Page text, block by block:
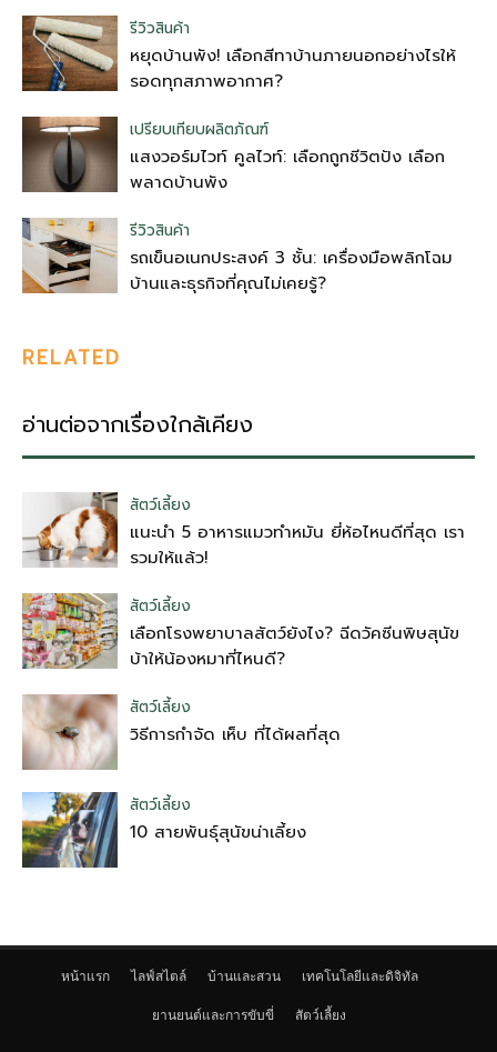
รีวิวสินค้า
หยุดบ้านพัง! เลือกสีทาบ้านภายนอกอย่างไรให้
รอดทุกสภาพอากาศ?
เปรียบเทียบผลิตภัณฑ์
แสงวอร์มไวท์ คูลไวท์: เลือกถูกชีวิตปัง เลือก
พลาดบ้านพัง
รีวิวสินค้า
รถเข็นอเนกประสงค์ 3 ชั้น: เครื่องมือพลิกโฉม
บ้านและธุรกิจที่คุณไม่เคยรู้?
RELATED
อ่านต่อจากเรื่องใกล้เคียง
สัตว์เลี้ยง
แนะนำ 5 อาหารแมวทำหมัน ยี่ห้อไหนดีที่สุด เรา
รวมให้แล้ว!
สัตว์เลี้ยง
เลือกโรงพยาบาลสัตว์ยังไง? ฉีดวัคซีนพิษสุนัข
บ้าให้น้องหมาที่ไหนดี?
สัตว์เลี้ยง
วิธีการกำจัด เห็บ ที่ได้ผลที่สุด
สัตว์เลี้ยง
10 สายพันธุ์สุนัขน่าเลี้ยง
หน้าแรก ไลฟ์สไตล์ บ้านและสวน เทคโนโลยีและดิจิทัล
ยานยนต์และการขับขี่ สัตว์เลี้ยง